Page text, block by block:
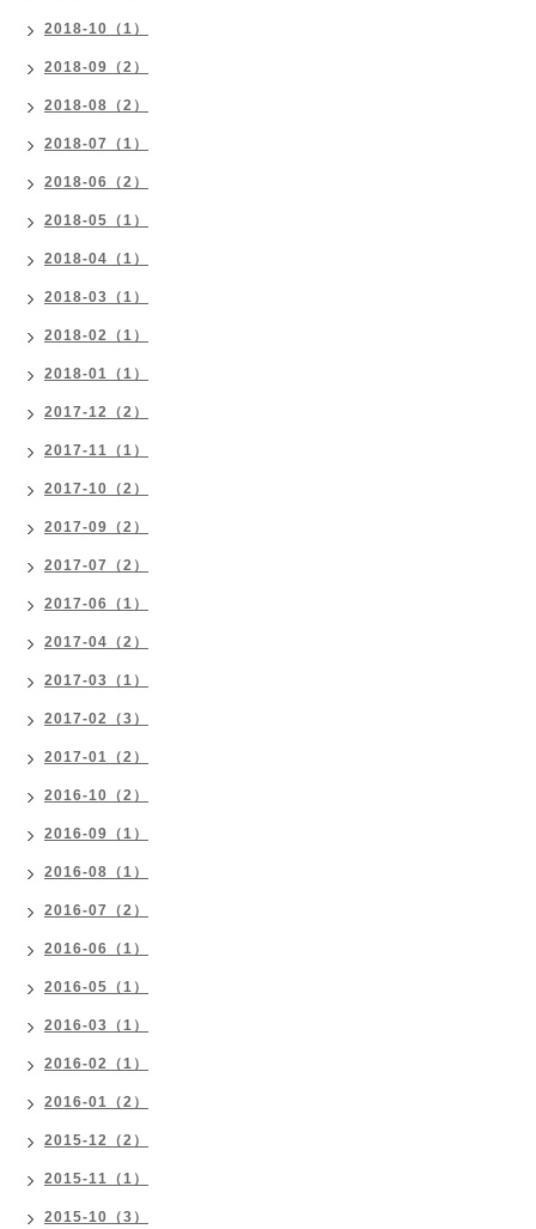
2018-10（1）
2018-09（2）
2018-08（2）
2018-07（1）
2018-06（2）
2018-05（1）
2018-04（1）
2018-03（1）
2018-02（1）
2018-01（1）
2017-12（2）
2017-11（1）
2017-10（2）
2017-09（2）
2017-07（2）
2017-06（1）
2017-04（2）
2017-03（1）
2017-02（3）
2017-01（2）
2016-10（2）
2016-09（1）
2016-08（1）
2016-07（2）
2016-06（1）
2016-05（1）
2016-03（1）
2016-02（1）
2016-01（2）
2015-12（2）
2015-11（1）
2015-10（3）